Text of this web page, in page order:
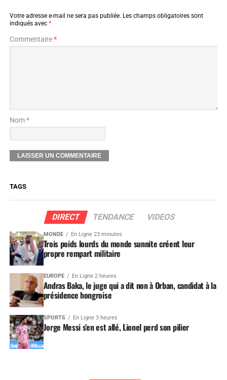
Votre adresse e-mail ne sera pas publiée. Les champs obligatoires sont
indiqués avec *
Commentaire*
Nom *
TAGS
DIRECT TENDANCE VIDEOS
MONDE En Ligne 23 minutes
Trois poids lourds du monde sunnite créent leur
propre rempart militaire
EUROPE En Ligne 2 heures
Andras Baka, le juge qui a dit non à Orban, candidat à la
présidence hongroise
SPORTS En Ligne 3 heures
Jorge Messi s’en est allé, Lionel perd son pilier